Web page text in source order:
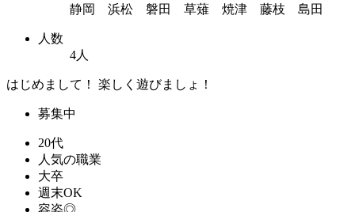
静岡 浜松 磐田 草薙 焼津 藤枝 島田
人数
4人
はじめまして！ 楽しく遊びましょ！
募集中
20代
人気の職業
大卒
週末OK
容姿◎